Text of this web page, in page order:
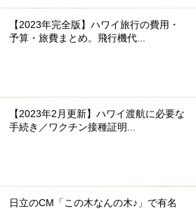
【2023年完全版】ハワイ旅行の費用・
予算・旅費まとめ。飛行機代...
【2023年2月更新】ハワイ渡航に必要な
手続き／ワクチン接種証明...
日立のCM「この木なんの木♪」で有名